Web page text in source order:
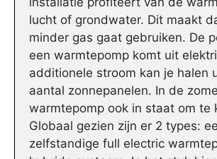
lucht of grondwater. Dit maakt
minder gas gaat gebruiken. De
een warmtepomp komt uit
additionele stroom kan je halen
aantal zonnepanelen. In de
warmtepomp ook in staat om te
Globaal gezien zijn er 2 types:
zelfstandige full electric